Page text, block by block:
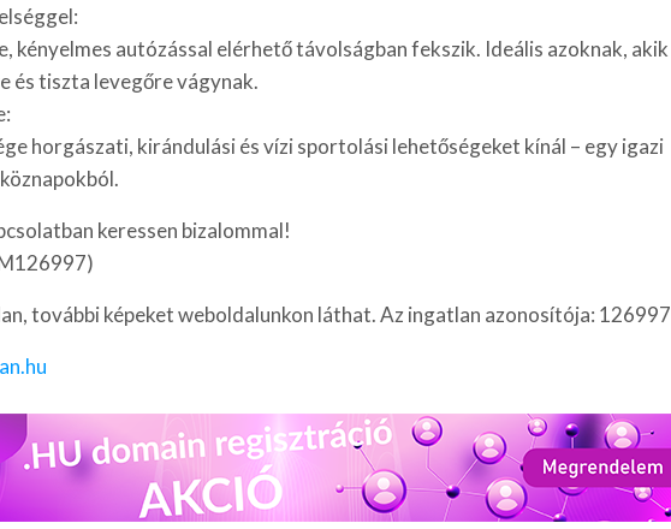
kényelmes autózással elérhető távolságban fekszik. Ideális azoknak, akik
és tiszta levegőre vágynak.
horgászati, kirándulási és vízi sportolási lehetőségeket kínál – egy igazi
keressen bizalommal!
további képeket weboldalunkon láthat. Az ingatlan azonosítója: 126997